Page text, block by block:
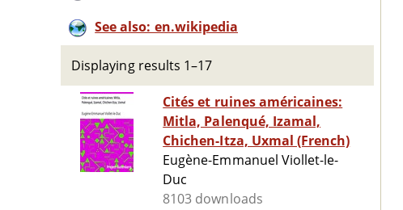
See also: en.wikipedia
Displaying results 1–17
Cités et ruines américaines:
Mitla, Palenqué, Izamal,
Chichen-Itza, Uxmal (French)
Eugène-Emmanuel Viollet-le-
Duc
8103 downloads